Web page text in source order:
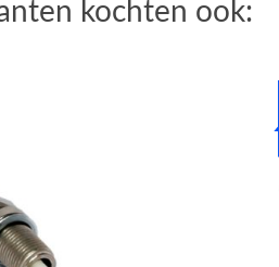
kochten ook: